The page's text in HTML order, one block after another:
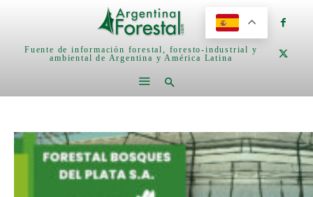
Fuente de información forestal, foresto-industrial y
ambiental de Argentina y América Latina